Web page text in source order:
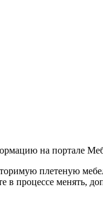
на портале
плетеную
менять,